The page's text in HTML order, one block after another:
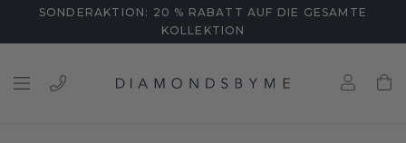
SONDERAKTION: 20 % RABATT AUF DIE GESAMTE
KOLLEKTION